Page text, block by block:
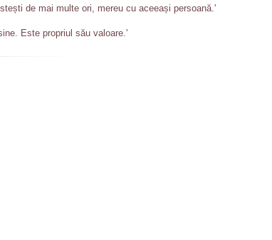
de mai multe ori, mereu cu aceeași persoană.'
Este propriul său valoare.'